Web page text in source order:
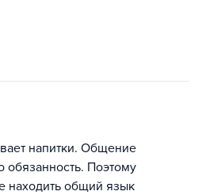
напитки. Общение
обязанность. Поэтому
находить общий язык